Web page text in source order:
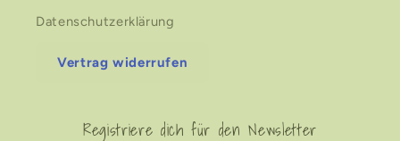
Datenschutzerklärung
Vertrag widerrufen
Registriere dich für den Newsletter